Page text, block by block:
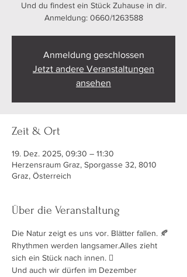
Und du findest ein Stück Zuhause in dir.
Anmeldung: 0660/1263588
Anmeldung geschlossen
Jetzt andere Veranstaltungen
ansehen
Zeit & Ort
19. Dez. 2025, 09:30 – 11:30
Herzensraum Graz, Sporgasse 32, 8010
Graz, Österreich
Über die Veranstaltung
Die Natur zeigt es uns vor. Blätter fallen. 🍂
Rhythmen werden langsamer.Alles zieht
sich ein Stück nach innen. 🪾
Und auch wir dürfen im Dezember